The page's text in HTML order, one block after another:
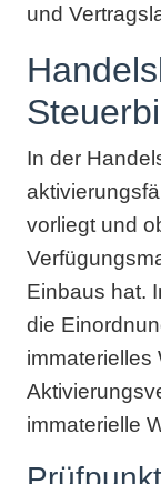
und
In der
vorliegt und
Einbaus hat.
die
immaterielles
immaterielle